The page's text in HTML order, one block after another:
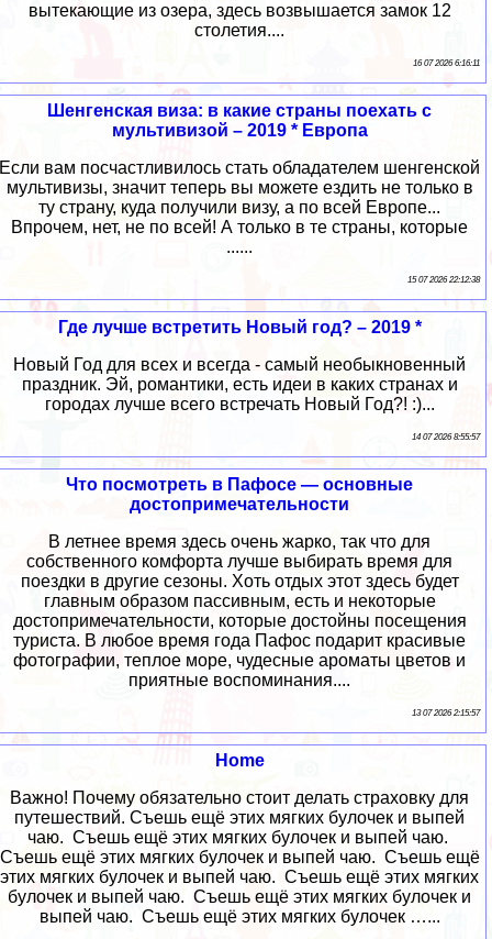
вытекающие из озера, здесь возвышается замок 12
столетия....
16 07 2026 6:16:11
Шенгенская виза: в какие страны поехать с
мультивизой – 2019 * Европа
Если вам посчастливилось стать обладателем шенгенской
мультивизы, значит теперь вы можете ездить не только в
ту страну, куда получили визу, а по всей Европе...
Впрочем, нет, не по всей! А только в те страны, которые
......
15 07 2026 22:12:38
Где лучше встретить Новый год? – 2019 *
Новый Год для всех и всегда - самый необыкновенный
праздник. Эй, романтики, есть идеи в каких странах и
городах лучше всего встречать Новый Год?! :)...
14 07 2026 8:55:57
Что посмотреть в Пафосе — основные
достопримечательности
В летнее время здесь очень жарко, так что для
собственного комфорта лучше выбирать время для
поездки в другие сезоны. Хоть отдых этот здесь будет
главным образом пассивным, есть и некоторые
достопримечательности, которые достойны посещения
туриста. В любое время года Пафос подарит красивые
фотографии, теплое море, чудесные ароматы цветов и
приятные воспоминания....
13 07 2026 2:15:57
Home
Важно! Почему обязательно стоит делать страховку для
путешествий. Съешь ещё этих мягких булочек и выпей
чаю. Съешь ещё этих мягких булочек и выпей чаю.
Съешь ещё этих мягких булочек и выпей чаю. Съешь ещё
этих мягких булочек и выпей чаю. Съешь ещё этих мягких
булочек и выпей чаю. Съешь ещё этих мягких булочек и
выпей чаю. Съешь ещё этих мягких булочек …...